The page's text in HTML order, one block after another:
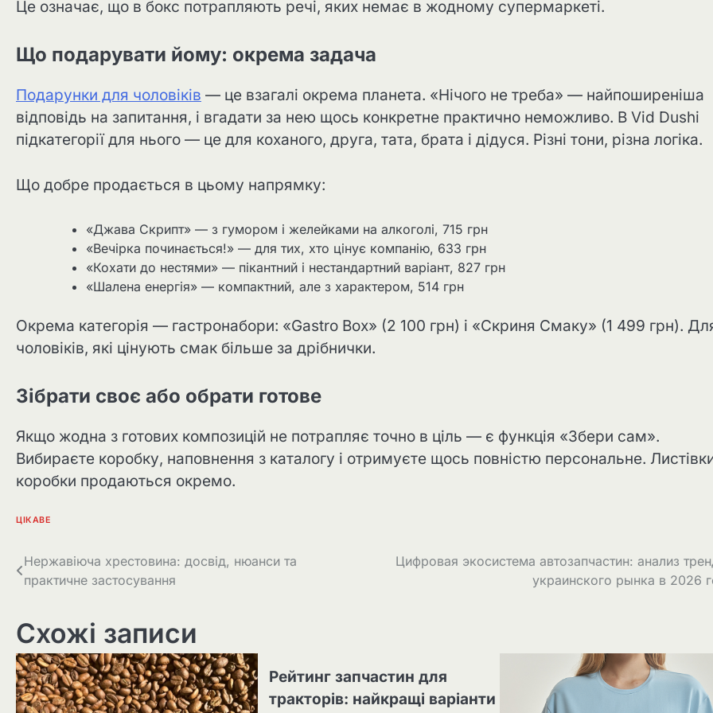
Це означає, що в бокс потрапляють речі, яких немає в жодному супермаркеті.
Що подарувати йому: окрема задача
Подарунки для чоловіків — це взагалі окрема планета. «Нічого не треба» — найпоширеніша
відповідь на запитання, і вгадати за нею щось конкретне практично неможливо. В Vid Dushi
підкатегорії для нього — це для коханого, друга, тата, брата і дідуся. Різні тони, різна логіка.
Що добре продається в цьому напрямку:
«Джава Скрипт» — з гумором і желейками на алкоголі, 715 грн
«Вечірка починається!» — для тих, хто цінує компанію, 633 грн
«Кохати до нестями» — пікантний і нестандартний варіант, 827 грн
«Шалена енергія» — компактний, але з характером, 514 грн
Окрема категорія — гастронабори: «Gastro Box» (2 100 грн) і «Скриня Смаку» (1 499 грн).
чоловіків, які цінують смак більше за дрібнички.
Зібрати своє або обрати готове
Якщо жодна з готових композицій не потрапляє точно в ціль — є функція «Збери сам».
Вибираєте коробку, наповнення з каталогу і отримуєте щось повністю персональне.
коробки продаються окремо.
ЦІКАВЕ
Навігація
записів
Нержавіюча хрестовина: досвід, нюанси та
практичне застосування
Цифровая экосистема автозапчастин: анализ
украинского рынка в 2026
Схожі записи
Рейтинг запчастин для
тракторів: найкращі варіанти